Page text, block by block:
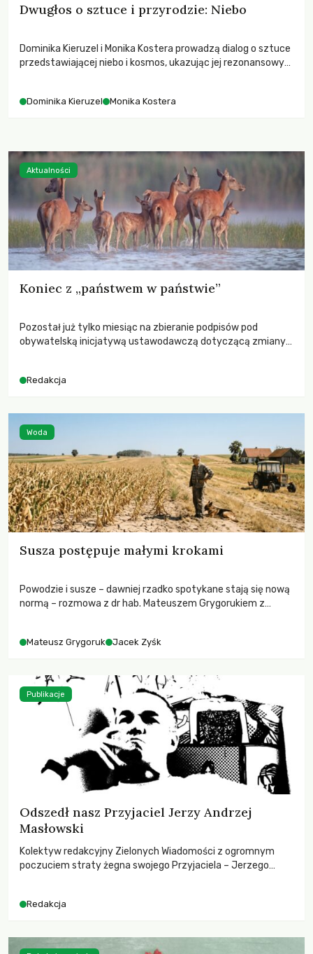
Dwugłos o sztuce i przyrodzie: Niebo
Dominika Kieruzel i Monika Kostera prowadzą dialog o sztuce
przedstawiającej niebo i kosmos, ukazując jej rezonansowy
Dominika Kieruzel Monika Kostera
Koniec z „państwem w państwie”
Pozostał już tylko miesiąc na zbieranie podpisów pod
obywatelską inicjatywą ustawodawczą dotyczącą zmiany
niezwykle korzystne rozwiązania dla przyrody i zwierząt,
funkcjonowania łowiectwa w Polsce.
Redakcja
Aktualności
Susza postępuje małymi krokami
Powodzie i susze – dawniej rzadko spotykane stają się nową
normą – rozmowa z dr hab. Mateuszem Grygorukiem z
Mateusz Grygoruk Jacek Zyśk
Woda
Odszedł nasz Przyjaciel Jerzy Andrzej
Masłowski
Kolektyw redakcyjny Zielonych Wiadomości z ogromnym
poczuciem straty żegna swojego Przyjaciela – Jerzego
Redakcja
Publikacje